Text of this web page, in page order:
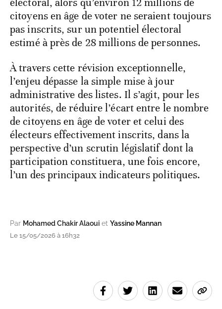
électoral, alors qu’environ 12 millions de
citoyens en âge de voter ne seraient toujours
pas inscrits, sur un potentiel électoral
estimé à près de 28 millions de personnes.
À travers cette révision exceptionnelle,
l’enjeu dépasse la simple mise à jour
administrative des listes. Il s’agit, pour les
autorités, de réduire l’écart entre le nombre
de citoyens en âge de voter et celui des
électeurs effectivement inscrits, dans la
perspective d’un scrutin législatif dont la
participation constituera, une fois encore,
l’un des principaux indicateurs politiques.
Par Mohamed Chakir Alaoui et Yassine Mannan
Le 15/05/2026 à 16h32